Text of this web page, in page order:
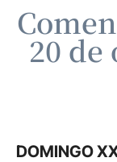
20 de
DOMINGO